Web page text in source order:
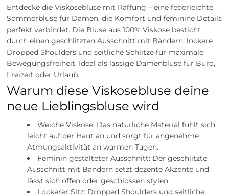
Entdecke die Viskosebluse mit Raffung – eine federleichte
Sommerbluse für Damen, die Komfort und feminine Details
perfekt verbindet. Die Bluse aus 100% Viskose besticht
durch einen geschlitzten Ausschnitt mit Bändern, lockere
Dropped Shoulders und seitliche Schlitze für maximale
Bewegungsfreiheit. Ideal als lässige Damenbluse für Büro,
Freizeit oder Urlaub.
Warum diese Viskosebluse deine
neue Lieblingsbluse wird
Weiche Viskose: Das natürliche Material fühlt sich
leicht auf der Haut an und sorgt für angenehme
Atmungsaktivität an warmen Tagen.
Feminin gestalteter Ausschnitt: Der geschlitzte
Ausschnitt mit Bändern setzt dezente Akzente und
lässt sich offen oder geschlossen stylen.
Lockerer Sitz: Dropped Shoulders und seitliche